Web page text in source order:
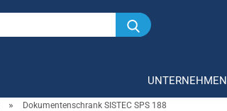
Suche...
UNTERNEHMEN
» Dokumentenschrank SISTEC SPS 188